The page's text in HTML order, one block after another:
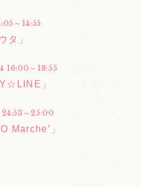
～14:55
タ」
16:00～18:55
」
～25:00
Marche’」